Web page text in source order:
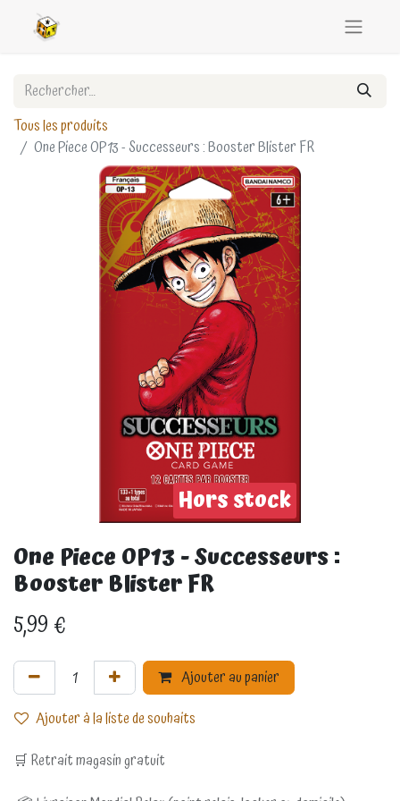
Tous les produits
One Piece OP13 - Successeurs : Booster Blister FR
Hors stock
One Piece OP13 - Successeurs :
Booster Blister FR
5,99€
Ajouter au panier
Ajouter à la liste de souhaits
🛒 Retrait magasin gratuit